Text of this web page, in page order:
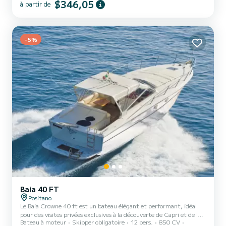
VIETRI sul Mare - CETARA - MAIORI - MINORI - ATRANI - AMALFI
- CONCA DEI MARINI - PRAIANO - POSITANO. *** Nous tenons à
à partir de $346,05
-5%
Baia 40 FT
Positano
Le Baia Crowne 40 ft est un bateau élégant et performant, idéal
pour des visites privées exclusives à la découverte de Capri et de la
côte amalfitaine. Spacieux et confortable, il peut accueillir jusqu'à
Bateau à moteur Skipper obligatoire 12 pers.
850 CV